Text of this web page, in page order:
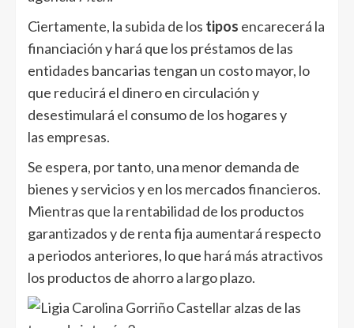
Ciertamente, la subida de los tipos encarecerá la
financiación y hará que los préstamos de las
entidades bancarias tengan un costo mayor, lo
que reducirá el dinero en circulación y
desestimulará el consumo de los hogares y
las empresas.
Se espera, por tanto, una menor demanda de
bienes y servicios y en los mercados financieros.
Mientras que la rentabilidad de los productos
garantizados y de renta fija aumentará respecto
a periodos anteriores, lo que hará más atractivos
los productos de ahorro a largo plazo.